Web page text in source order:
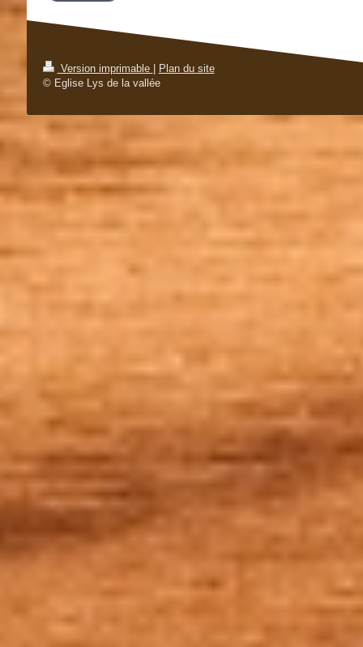
Version imprimable
Plan du site
© Eglise Lys de la vallée